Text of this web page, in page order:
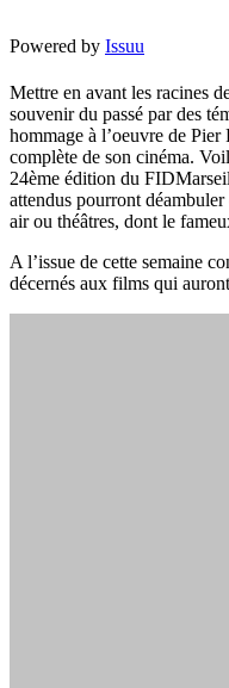
Powered by Issuu
Mettre en avant les racines
souvenir du passé par des
hommage à l’oeuvre de
complète de son cinéma.
24ème édition du
attendus pourront
air ou théâtres, dont le
A l’issue de cette semaine
décernés aux films qui